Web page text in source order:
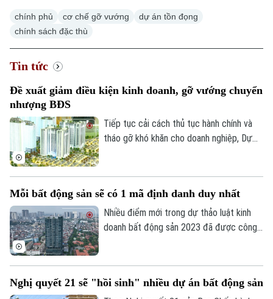
Hà Nội
Xã hội
An ninh trật tự
Công nghệ
Hà Nội
Nhịp sống Hà Nội
Khoảnh khắc Hà Nội
Ẩm thực
Thế giới
Quân sự
Hồ sơ
Người Việt 4 phương
Kinh tế
Tin tức
Cafe sáng
Doanh nghiệp
Nhà đất
Tin tức
Căn hộ
Đất đai
Kinh nghiệm
Tàu và Xe
Ô tô
Tàu
Xe máy
Giáo dục
Tin tức
Tuyển sinh
Hướng nghiệp
Văn hóa
Tin tức
Làng nghề
Y tế
Thể thao
chính phủ cơ chế gỡ vướng
dự án tồn đọng
chính sách đặc thù
Tin tức
Đề xuất giảm điều kiện kinh doanh, gỡ vướng chuyển
nhượng BĐS
Tiếp tục cải cách thủ tục hành chính và
tháo gỡ khó khăn cho doanh nghiệp, Dự
nhượng dự án.
Mỗi bất động sản sẽ có 1 mã định danh duy nhất
Nhiều điểm mới trong dự thảo luật kinh
doanh bất động sản 2023 đã được công
động sản sẽ được bổ sung vào điều
Nghị quyết 21 sẽ "hồi sinh" nhiều dự án bất động sản